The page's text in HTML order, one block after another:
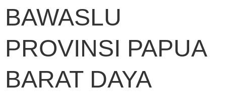
BAWASLU
PROVINSI PAPUA
BARAT DAYA